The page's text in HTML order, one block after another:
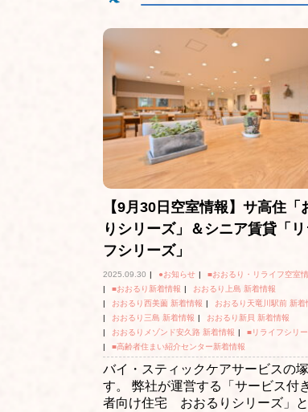
【9月30日空室情報】サ高住「
りシリーズ」＆シニア賃貸「リ
フシリーズ」
2025.09.30 | ●お知らせ |
■おおるり・リライフ空室
|
■おおるり新着情報 |
おおるり上島 新着情報
|
おおるり西美薗 新着情報 |
おおるり天竜川駅前 新着
|
おおるり三島 新着情報 |
おおるり新貝 新着情報
|
おおるりメゾンド安久路 新着情報 |
■リライフシリ
|
■高齢者住まい紹介センター新着情報
バイ・スティックケアサービスの
す。 弊社が運営する「サービス付
者向け住宅 おおるりシリーズ」